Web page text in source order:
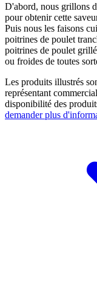
D'abord, nous grillons
pour obtenir cette
Puis nous les faisons
poitrines de poulet
poitrines de poulet
ou froides de toutes
Les produits illustrés
représentant
disponibilité des
demander plus